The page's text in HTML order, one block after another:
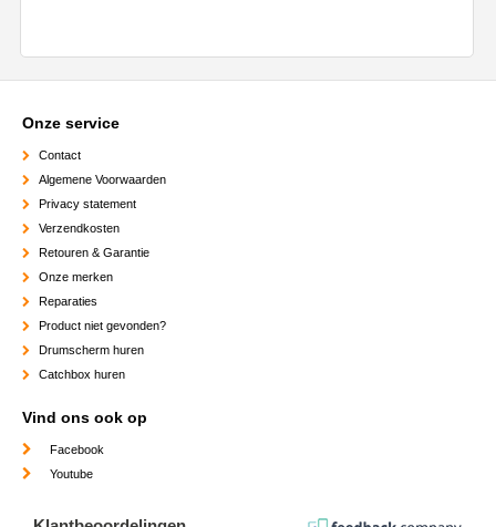
Onze service
Contact
Algemene Voorwaarden
Privacy statement
Verzendkosten
Retouren & Garantie
Onze merken
Reparaties
Product niet gevonden?
Drumscherm huren
Catchbox huren
Vind ons ook op
Facebook
Youtube